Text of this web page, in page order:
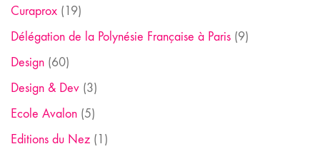
Curaprox (19)
Délégation de la Polynésie Française à Paris (9)
Design (60)
Design & Dev (3)
Ecole Avalon (5)
Editions du Nez (1)